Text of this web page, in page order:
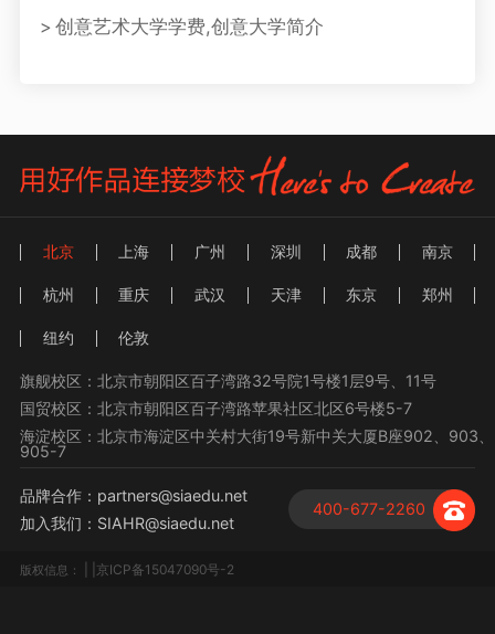
创意艺术大学学费,创意大学简介
北京 上海 广州 深圳 成都 南京
杭州 重庆 武汉 天津 东京 郑州
纽约 伦敦
旗舰校区：北京市朝阳区百子湾路32号院1号楼1层9号、11号
国贸校区：北京市朝阳区百子湾路苹果社区北区6号楼5-7
海淀校区：北京市海淀区中关村大街19号新中关大厦B座902、903、
905-7
400-677-2260
品牌合作：partners@siaedu.net
加入我们：SIAHR@siaedu.net
版权信息： | |京ICP备15047090号-2